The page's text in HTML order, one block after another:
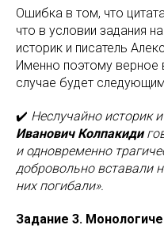
Ошибка в том, что
что в условии задания
историк и писатель
Именно поэтому верное
случае будет
✔️ Неслучайно историк
Иванович Колпакиди
и одновременно
добровольно вставали
них погибали».
Задание 3.